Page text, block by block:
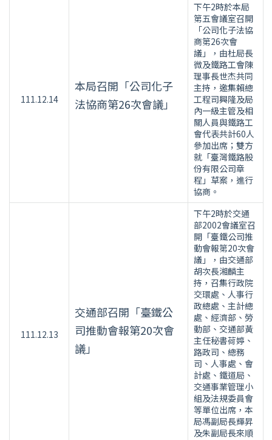
111.12.14
本局召開「公司化子
法協商第26次會議」
下午2時於本局
第五會議室召開
「公司化子法協
商第26次會
議」，由杜局長
微及鐵路工會陳
理事長世杰共同
主持，邀集賴總
工程司興隆及局
內一級主管及相
關人員與鐵路工
會代表共計60人
參加出席；雙方
就「臺灣鐵路股
份有限公司章
程」草案，進行
協商。
111.12.13
交通部召開「臺鐵公
司推動會報第20次會
議」
下午2時於交通
部2002會議室召
開「臺鐵公司推
動會報第20次會
議」，由交通部
胡次長湘麟主
持，召集行政院
交環處、人事行
政總處、主計總
處、經濟部、勞
動部、交通部黃
主任秘書荷婷、
路政司、總務
司、人事處、會
計處、鐵道局、
交通事業管理小
組及法規委員會
等單位出席，本
局馮副局長輝昇
及朱副局長來順